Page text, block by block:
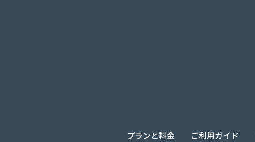
プランと料金 ご利用ガイド